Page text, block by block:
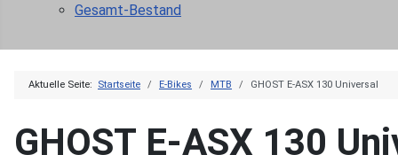
Gesamt-Bestand
Aktuelle Seite: Startseite E-Bikes MTB GHOST E-ASX 130 Universal
GHOST E-ASX 130